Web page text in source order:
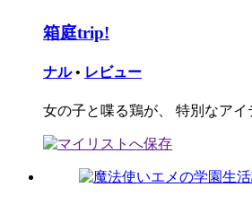
箱庭trip!
ナル • レビュー
女の子と喋る鶏が、 特別なア